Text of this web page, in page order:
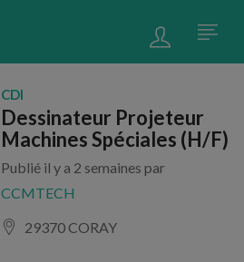
CDI
Dessinateur Projeteur
Machines Spéciales (H/F)
Publié il y a 2 semaines par
CCMTECH
29370 CORAY